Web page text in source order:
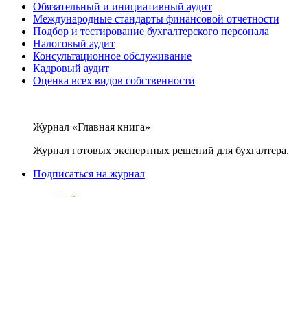
Обязательный и инициативный аудит
Международные стандарты финансовой отчетности
Подбор и тестирование бухгалтерского персонала
Налоговый аудит
Консультационное обслуживание
Кадровый аудит
Оценка всех видов собственности
Журнал «Главная книга»
Журнал готовых экспертных решений для бухгалтера.
Подписаться на журнал